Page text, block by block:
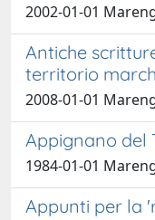
2002-01-01
Antiche
territorio
2008-01-01
Appignano del
1984-01-01
Appunti per la